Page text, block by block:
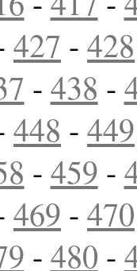
427 - 428
- 438 -
448 - 449
- 459 -
469 - 470
- 480 -